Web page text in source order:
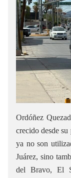
Ordóñez
crecido desde
ya no son
Juárez, sino
del Bravo, El